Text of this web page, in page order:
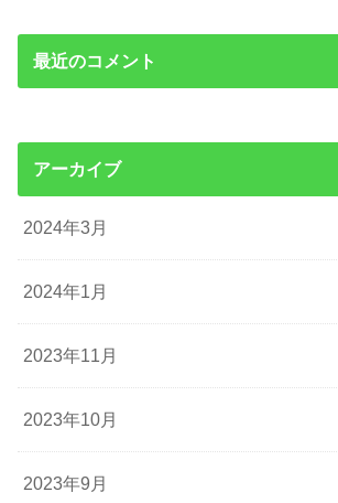
最近のコメント
アーカイブ
2024年3月
2024年1月
2023年11月
2023年10月
2023年9月